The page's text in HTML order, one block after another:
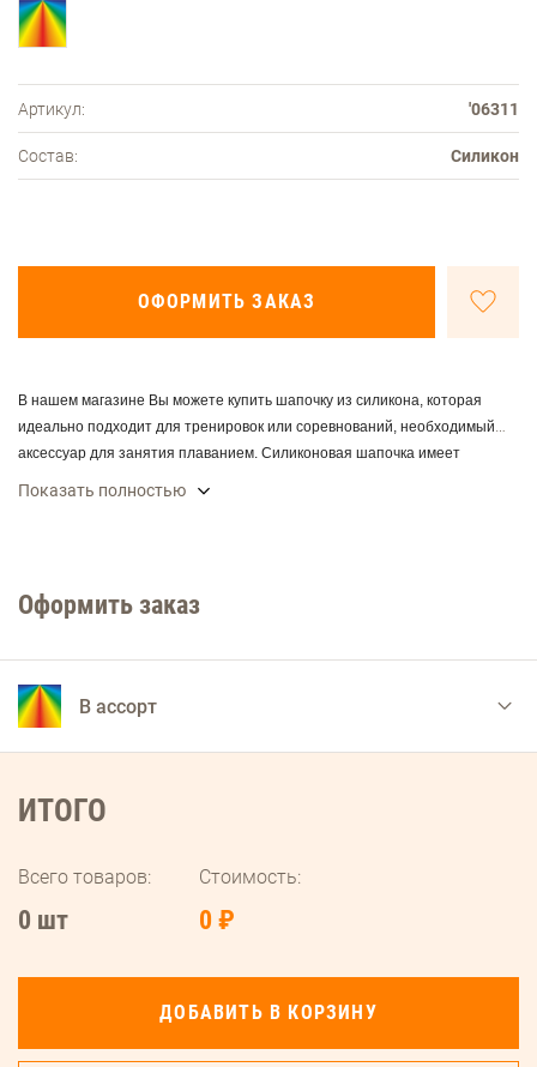
Артикул: '06311
Состав: Силикон
ОФОРМИТЬ ЗАКАЗ
В нашем магазине Вы можете купить шапочку из силикона, которая
идеально подходит для тренировок или соревнований, необходимый
аксессуар для занятия плаванием. Силиконовая шапочка имеет
Показать полностью
Оформить заказ
В ассорт
ИТОГО
Всего товаров:
0 шт
Стоимость:
0 ₽
ДОБАВИТЬ В КОРЗИНУ